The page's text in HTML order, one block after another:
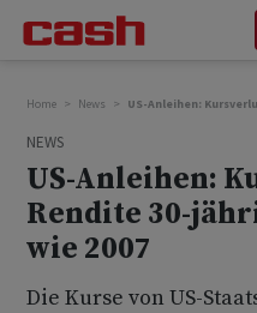
Home News US-Anleihen:
NEWS
US-Anleihen:
Rendite 30-
wie 2007
Die Kurse von US-